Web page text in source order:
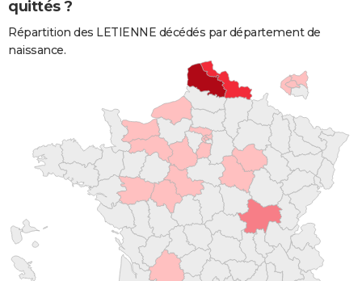
quittés ?
Répartition des LETIENNE décédés par département de
naissance.